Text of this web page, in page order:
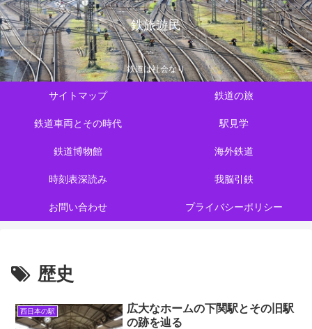
鉄旅遊民
鉄道は社会なり
サイトマップ 鉄道の旅
鉄道車両とその時代 駅見学
鉄道博物館 海外鉄道
時刻表深読み 我脳引鉄
お問い合わせ プライバシーポリシー
歴史
西日本の駅
広大なホームの下関駅とその旧駅
の跡を辿る